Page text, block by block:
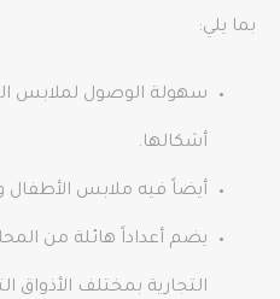
بما يلي:
سهولة الوصول لملابس
أشكالها.
أيضاً فيه ملابس الأطفال
يضم أعداداً هائلة من
التجارية بمختلف